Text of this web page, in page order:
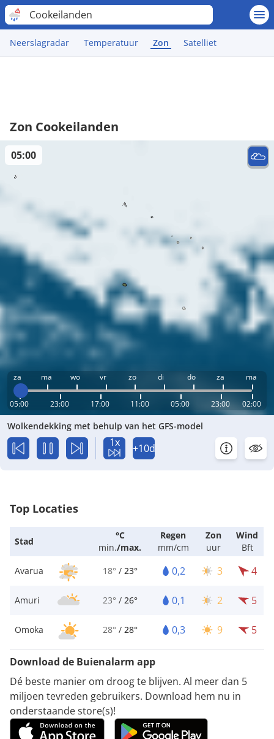
Cookeilanden
Neerslagradar Temperatuur Zon Satelliet
Zon Cookeilanden
za ma wo vr zo di do za ma
05:00 23:00 17:00 11:00 05:00 23:00 02:00
05:00
Wolkendekking met behulp van het GFS-model
1x +10d
Top Locaties
Stad
°C
min./max.
Regen
mm/cm
Zon
uur
Wind
Bft
Avarua
18° / 23° 0,2 3 4
Amuri 23° / 26° 0,1 2 5
Omoka 28° / 28° 0,3 9 5
Download de Buienalarm app
Dé beste manier om droog te blijven. Al meer dan 5
miljoen tevreden gebruikers. Download hem nu in
onderstaande store(s)!